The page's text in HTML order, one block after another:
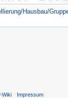
Hausbau/
Wiki Impressum